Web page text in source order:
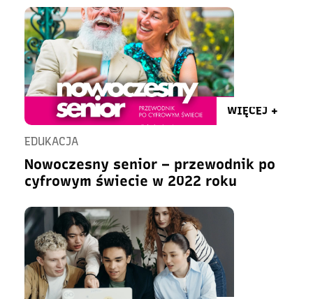
WIĘCEJ +
EDUKACJA
Nowoczesny senior – przewodnik po
cyfrowym świecie w 2022 roku